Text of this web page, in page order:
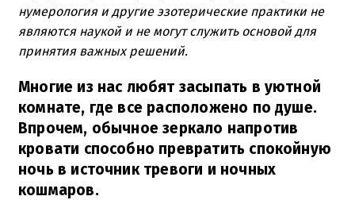
нумерология и другие эзотерические практики не
являются наукой и не могут служить основой для
принятия важных решений.
Многие из нас любят засыпать в уютной
комнате, где все расположено по душе.
Впрочем, обычное зеркало напротив
кровати способно превратить спокойную
ночь в источник тревоги и ночных
кошмаров.